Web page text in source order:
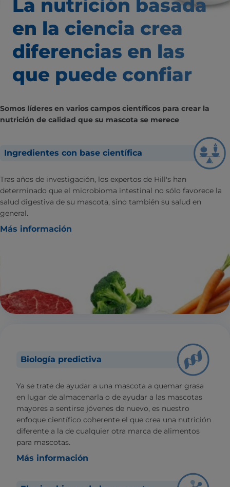
La nutrición basada
en la ciencia crea
diferencias en las
que puede confiar
Somos líderes en varios campos científicos para crear la
nutrición de calidad que su mascota se merece
Ingredientes con base científica
Tras años de investigación, los expertos de Hill's han
determinado que el microbioma intestinal no sólo favorece la
salud digestiva de su mascota, sino también su salud en
general.
Más información
Biología predictiva
Ya se trate de ayudar a una mascota a quemar grasa
en lugar de almacenarla o de ayudar a las mascotas
mayores a sentirse jóvenes de nuevo, es nuestro
enfoque científico coherente el que crea una nutrición
diferente a la de cualquier otra marca de alimentos
para mascotas.
Más información